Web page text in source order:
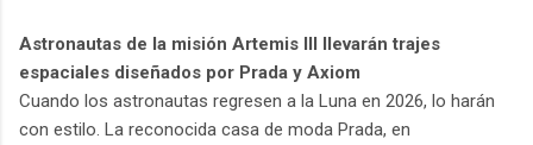
Astronautas de la misión Artemis III llevarán trajes
espaciales diseñados por Prada y Axiom
Cuando los astronautas regresen a la Luna en 2026, lo harán
con estilo. La reconocida casa de moda Prada, en